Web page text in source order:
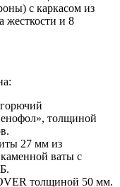
c каркасом из
жесткости и 8
толщиной
27 мм из
ваты с
толщиной 50 мм.